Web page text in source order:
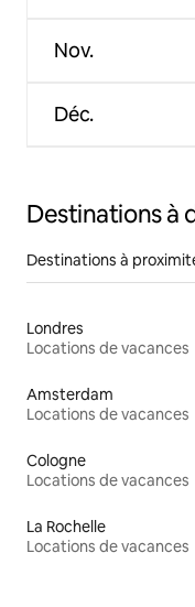
Nov.
Déc.
Destinations à
Destinations à
Londres
Locations de vacances
Amsterdam
Locations de vacances
Cologne
Locations de vacances
La Rochelle
Locations de vacances